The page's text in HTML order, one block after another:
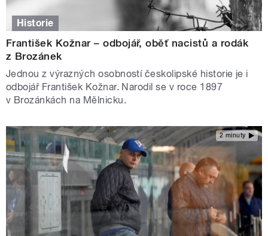
Historie
František Kožnar – odbojář, oběť nacistů a rodák
z Brozánek
Jednou z výrazných osobností českolipské historie je i
odbojář František Kožnar. Narodil se v roce 1897
v Brozánkách na Mělnicku.
2 minuty